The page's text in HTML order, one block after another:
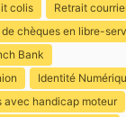
colis
Retrait
de chèques en libre-
Bank
Identité
avec handicap moteur